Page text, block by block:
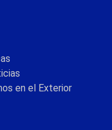
en el Exterior